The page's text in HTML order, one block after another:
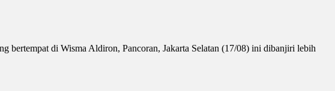
bertempat di Wisma Aldiron, Pancoran, Jakarta Selatan (17/08) ini dibanjiri lebih